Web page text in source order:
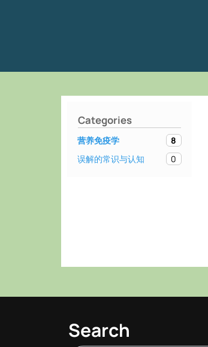
Categories
营养免疫学
8
误解的常识与认知
0
Search